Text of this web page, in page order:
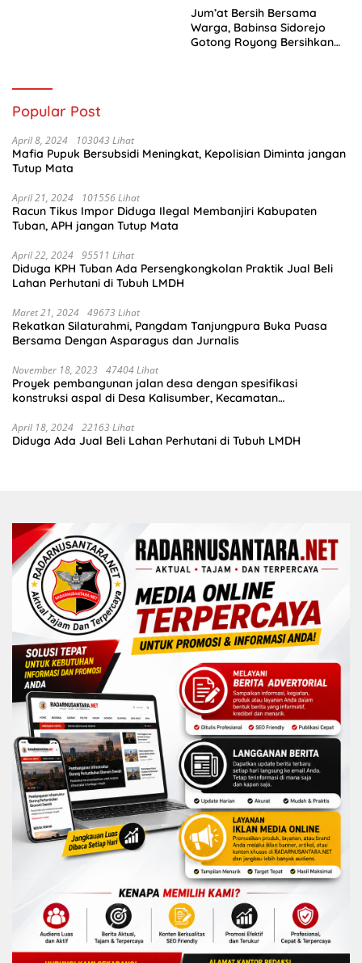
Jum’at Bersih Bersama
Warga, Babinsa Sidorejo
Gotong Royong Bersihkan
Popular Post
April 8, 2024 103043 Lihat
Mafia Pupuk Bersubsidi Meningkat, Kepolisian Diminta jangan
Tutup Mata
April 21, 2024 101556 Lihat
Racun Tikus Impor Diduga Ilegal Membanjiri Kabupaten
Tuban, APH jangan Tutup Mata
April 22, 2024 95511 Lihat
Diduga KPH Tuban Ada Persengkongkolan Praktik Jual Beli
Lahan Perhutani di Tubuh LMDH
Maret 21, 2024 49673 Lihat
Rekatkan Silaturahmi, Pangdam Tanjungpura Buka Puasa
Bersama Dengan Asparagus dan Jurnalis
November 18, 2023 47404 Lihat
Proyek pembangunan jalan desa dengan spesifikasi
konstruksi aspal di Desa Kalisumber, Kecamatan
sudah selesai di tahun 2023
April 18, 2024 22163 Lihat
Diduga Ada Jual Beli Lahan Perhutani di Tubuh LMDH